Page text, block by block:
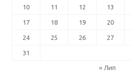
10 11 12 13
17 18 19 20
24 25 26 27
31
« Лип